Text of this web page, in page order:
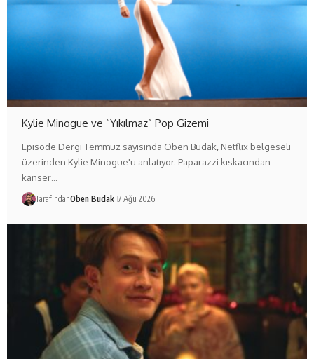
Kylie Minogue ve “Yıkılmaz” Pop Gizemi
Episode Dergi Temmuz sayısında Oben Budak, Netflix belgeseli
üzerinden Kylie Minogue'u anlatıyor. Paparazzi kıskacından
kanser…
TarafındanOben Budak 7 Ağu 2026